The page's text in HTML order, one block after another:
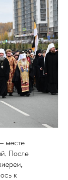
месте
После
к